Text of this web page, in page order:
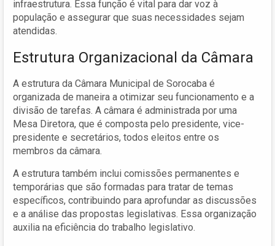
infraestrutura. Essa função é vital para dar voz à
população e assegurar que suas necessidades sejam
atendidas.
Estrutura Organizacional da Câmara
A estrutura da Câmara Municipal de Sorocaba é
organizada de maneira a otimizar seu funcionamento e a
divisão de tarefas. A câmara é administrada por uma
Mesa Diretora, que é composta pelo presidente, vice-
presidente e secretários, todos eleitos entre os
membros da câmara.
A estrutura também inclui comissões permanentes e
temporárias que são formadas para tratar de temas
específicos, contribuindo para aprofundar as discussões
e a análise das propostas legislativas. Essa organização
auxilia na eficiência do trabalho legislativo.